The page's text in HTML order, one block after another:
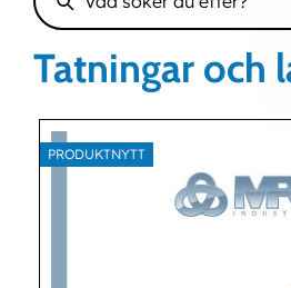
Tatningar och
PRODUKTNYTT